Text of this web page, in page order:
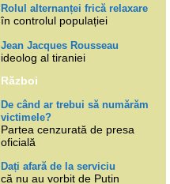
Rolul alternanței frică relaxare
în controlul populației
Jean Jacques Rousseau
ideolog al tiraniei
Război
De când ar trebui să numărăm
victimele?
Partea cenzurată de presa
oficială
Dați afară de la serviciu
că nu au vorbit de Putin